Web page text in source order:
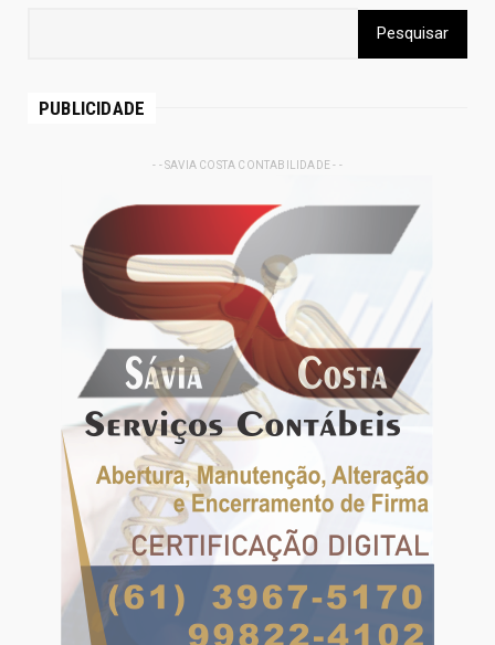
PUBLICIDADE
- - SAVIA COSTA CONTABILIDADE - -